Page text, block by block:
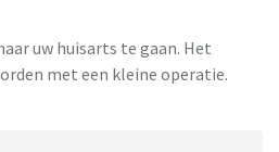
uw huisarts te gaan. Het
met een kleine operatie.